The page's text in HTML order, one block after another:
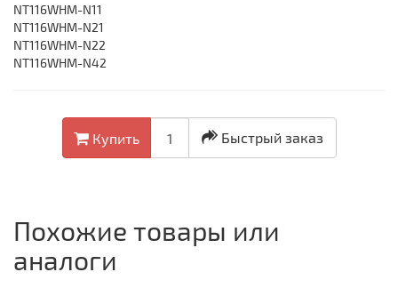
NT116WHM-N11
NT116WHM-N21
NT116WHM-N22
NT116WHM-N42
Купить Быстрый заказ
Похожие товары или
аналоги